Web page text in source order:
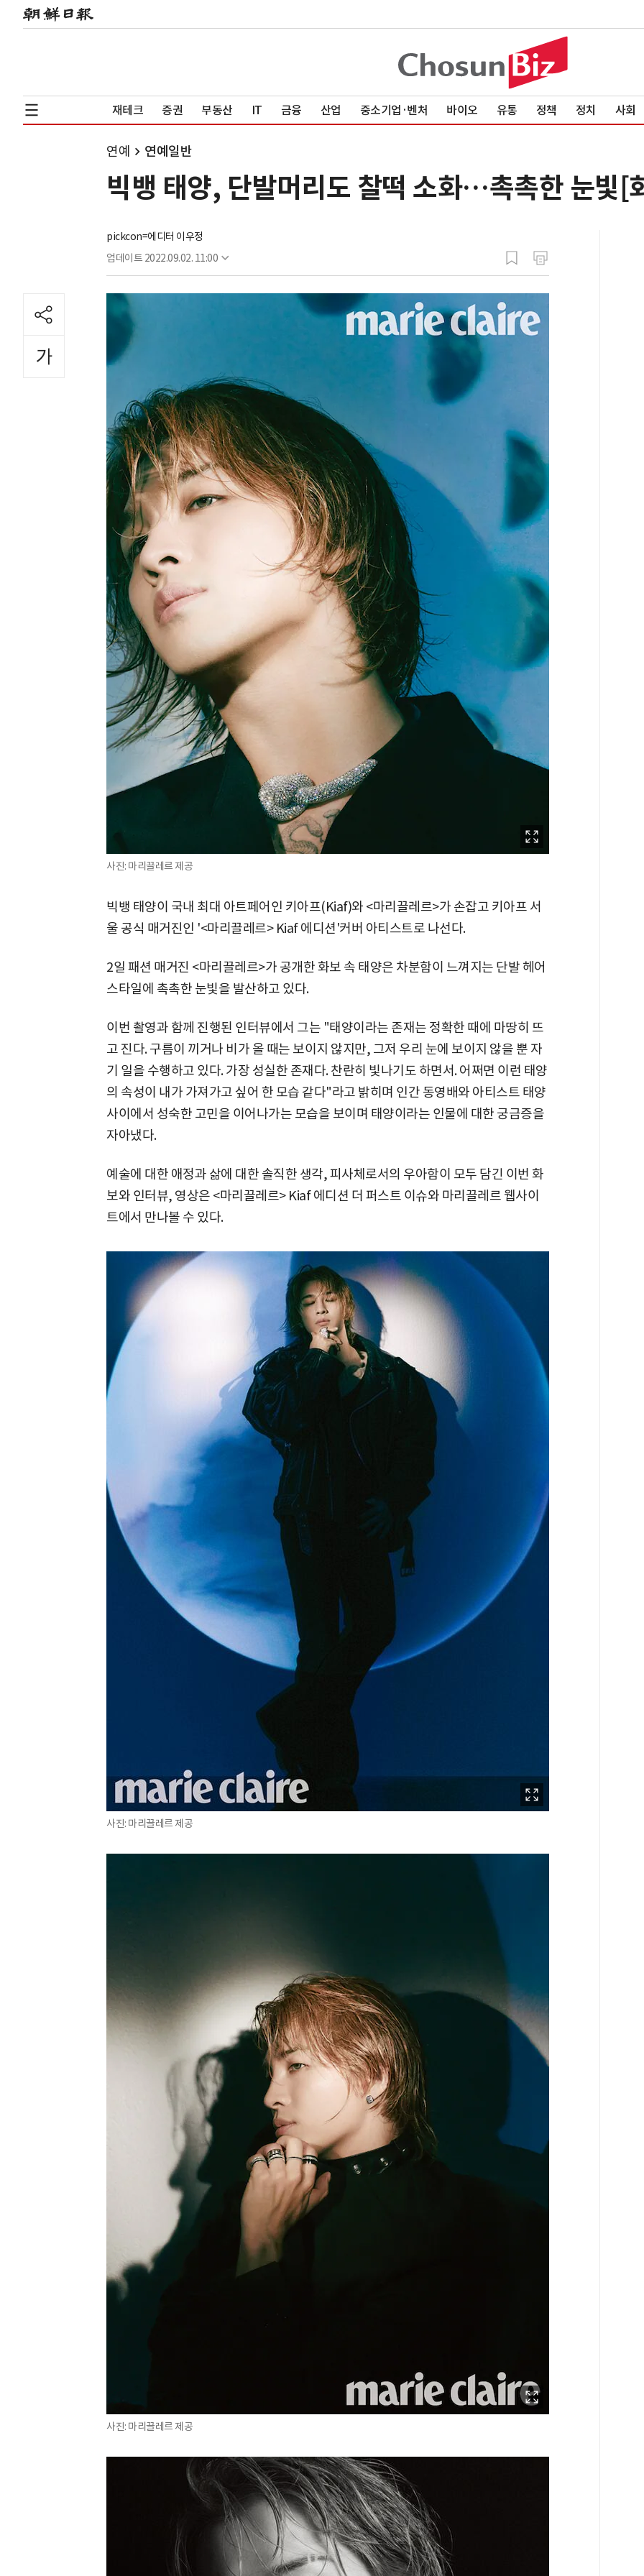
재테크 증권 부동산 IT 금융 산업 중소기업·벤처 바이오 유통 정책 정치 사회
연예 연예일반
빅뱅 태양, 단발머리도 찰떡 소화…촉촉한 눈빛[
pickcon=에디터 이우정
업데이트 2022.09.02. 11:00
사진: 마리끌레르 제공
빅뱅 태양이 국내 최대 아트페어인 키아프(Kiaf)와 <마리끌레르>가 손잡고 키아프 서
울 공식 매거진인 '<마리끌레르> Kiaf 에디션'커버 아티스트로 나선다.
2일 패션 매거진 <마리끌레르>가 공개한 화보 속 태양은 차분함이 느껴지는 단발 헤어
스타일에 촉촉한 눈빛을 발산하고 있다.
이번 촬영과 함께 진행된 인터뷰에서 그는 "태양이라는 존재는 정확한 때에 마땅히 뜨
고 진다. 구름이 끼거나 비가 올 때는 보이지 않지만, 그저 우리 눈에 보이지 않을 뿐 자
기 일을 수행하고 있다. 가장 성실한 존재다. 찬란히 빛나기도 하면서. 어쩌면 이런 태양
의 속성이 내가 가져가고 싶어 한 모습 같다"라고 밝히며 인간 동영배와 아티스트 태양
사이에서 성숙한 고민을 이어나가는 모습을 보이며 태양이라는 인물에 대한 궁금증을
자아냈다.
예술에 대한 애정과 삶에 대한 솔직한 생각, 피사체로서의 우아함이 모두 담긴 이번 화
보와 인터뷰, 영상은 <마리끌레르> Kiaf 에디션 더 퍼스트 이슈와 마리끌레르 웹사이
트에서 만나볼 수 있다.
사진: 마리끌레르 제공
사진: 마리끌레르 제공